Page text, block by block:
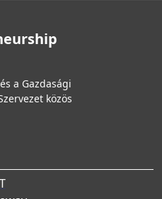
a Gazdasági
közös